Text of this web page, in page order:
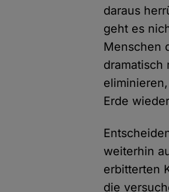
daraus
geht es
Menschen
dramatisch
Erde
weiterhin
erbitterten
die